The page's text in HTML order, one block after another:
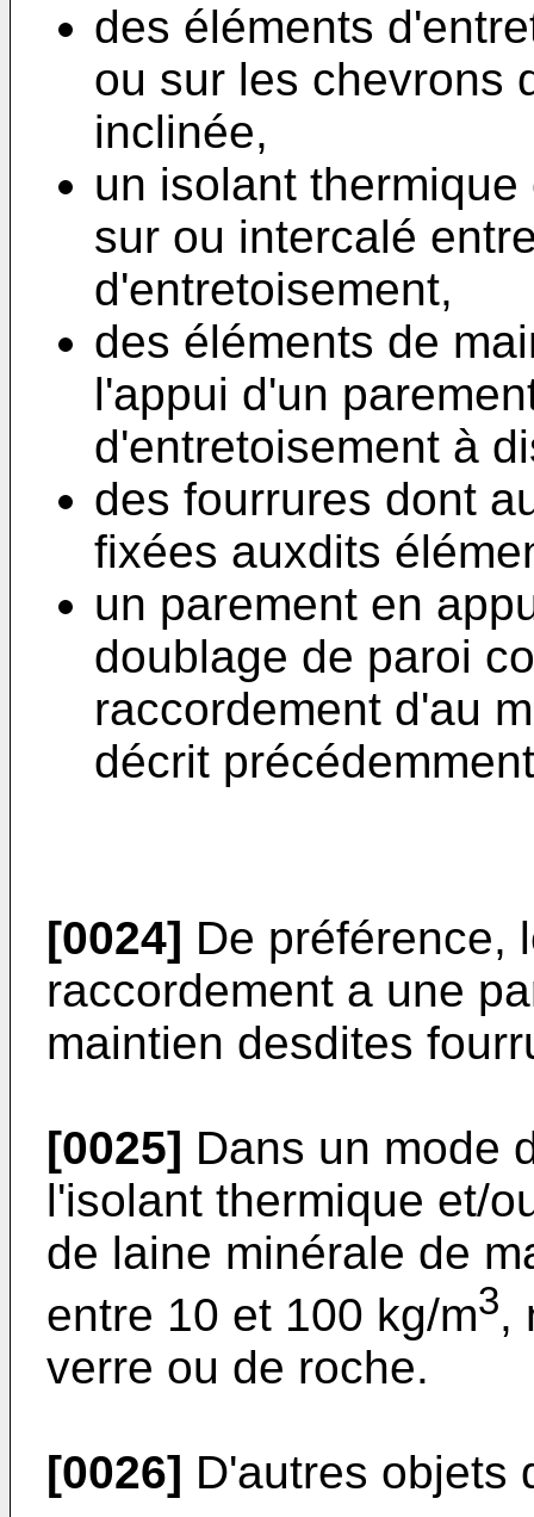
des éléments
ou sur les chevrons
inclinée,
un isolant
sur ou intercalé
d'entretoisement,
des éléments de
l'appui d'un
d'entretoisement à
des fourrures dont
fixées auxdits
un parement en
doublage de paroi
raccordement d'au
décrit
[0024] De préférence,
raccordement a une
maintien desdites
[0025] Dans un mode
l'isolant thermique et/
de laine minérale de
entre 10 et 100 kg/m3,
verre ou de roche.
[0026] D'autres objets